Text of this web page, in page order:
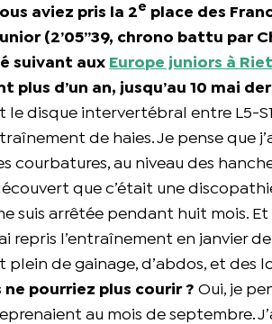
aviez pris la 2e place des
(2’05’’39, chrono battu par
suivant aux Europe juniors à
plus d’un an, jusqu’au 10 mai
disque intervertébral entre L5-
de haies. Je pense que
courbatures, au niveau des
que c’était une
suis arrêtée pendant huit mois.
repris l’entraînement en janvier
plein de gainage, d’abdos, et des
ne pourriez plus courir ?Oui, je
au mois de septembre.